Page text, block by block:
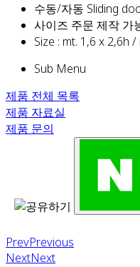
수동/자동 Sliding
사이즈 주문 제작 가
Size : mt. 1,6 x 2,6h
Sub Menu
제품 전체 목록
제품 자료실
제품 문의
PrevPrevious
NextNext